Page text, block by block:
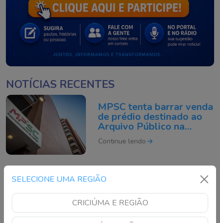
SELECIONE UMA REGIÃO
CRICIÚMA E REGIÃO
NOTÍCIAS RECENTES
MPSC tenta barrar venda
de prédio destinado ao
Arquivo Público na
Capital
Continue lendo
Mãe de 43 anos morre
próprio filho em SC
Continue lendo